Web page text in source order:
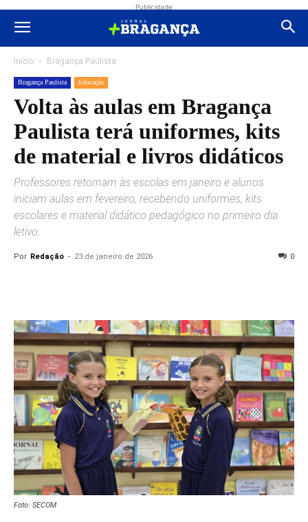
Publicidade
Início Bragança Paulista
Bragança Paulista Educação
Volta às aulas em Bragança
Paulista terá uniformes, kits
de material e livros didáticos
Professores retornam às escolas em janeiro e alunos
iniciam aulas em fevereiro, recebendo uniformes, kits
escolares e material didático pedagógico no primeiro dia
letivo.
Por Redação - 23 de janeiro de 2026 0
Foto: SECOM